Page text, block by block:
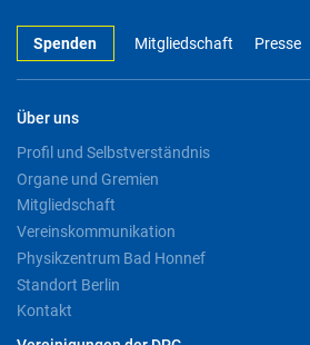
Spenden Mitgliedschaft Presse
Über uns
Profil und Selbstverständnis
Organe und Gremien
Mitgliedschaft
Vereinskommunikation
Physikzentrum Bad Honnef
Standort Berlin
Kontakt